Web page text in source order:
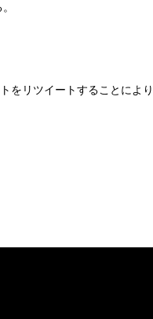
をリツイートすることにより